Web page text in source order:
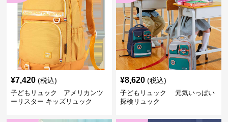
¥7,420 (税込)
子どもリュック アメリカンツ
ーリスター キッズリュック
¥8,620 (税込)
子どもリュック 元気いっぱい
探検リュック